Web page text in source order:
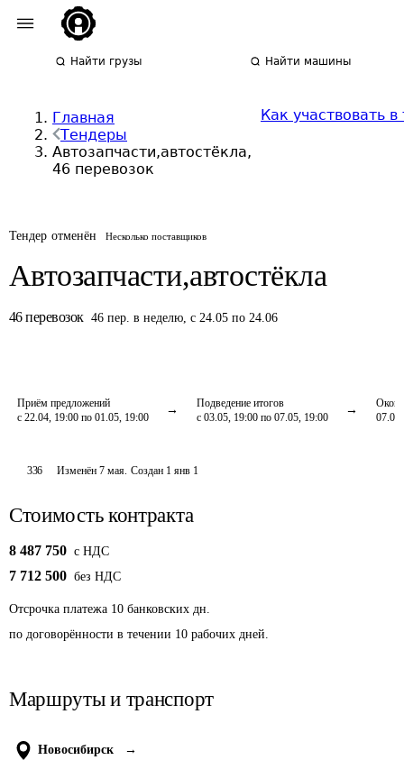
Найти грузы Найти машины
Главная
Тендеры
Автозапчасти,автостёкла,
46 перевозок
Как участвовать
Тендер отменён Несколько поставщиков
Автозапчасти,автостёкла
46 перевозок 46 пер. в неделю, с 24.05 по 24.06
Приём предложений
с 22.04, 19:00 по 01.05, 19:00
Подведение итогов
с 03.05, 19:00 по 07.05, 19:00
336 Изменён7 мая. Создан 1 янв 1
Стоимость контракта
8 487 750 c НДС
7 712 500 без НДС
Отсрочка платежа 10 банковских дн.
по договорённости в течении 10 рабочих дней.
Маршруты и транспорт
Новосибирск →